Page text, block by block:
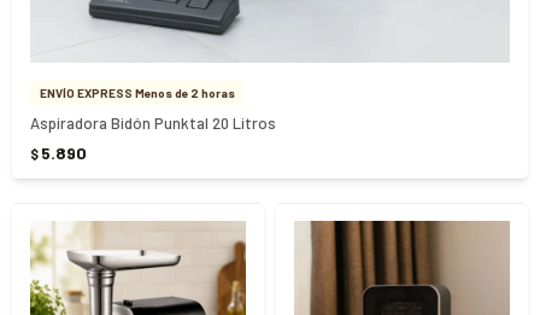
ENVÍO EXPRESS Menos de 2 horas
Aspiradora Bidón Punktal 20 Litros
$ 5.890